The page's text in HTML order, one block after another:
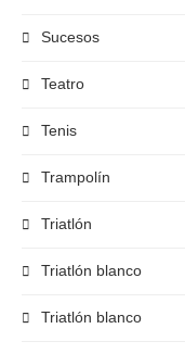
Sucesos
Teatro
Tenis
Trampolín
Triatlón
Triatlón blanco
Triatlón blanco